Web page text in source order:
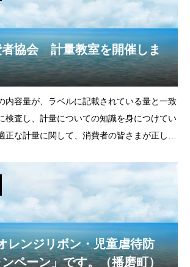
者協会 計量教室を開催しま
内容量が、ラベルに記載されている量と一致
検査し、計量についての知識を身につけてい
正な計量に関して、消費者の皆さまが正しい
に実施します。日 時 12
レンジリボン・児童虐待防
ペーン」です。（播磨町）